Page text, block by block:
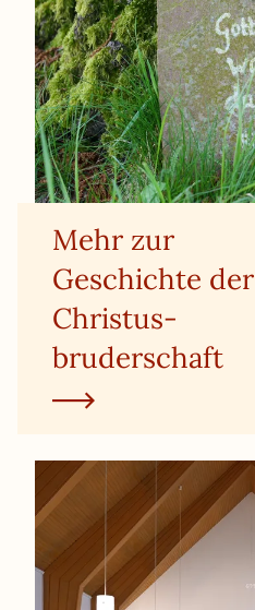
Mehr zur
Geschichte der
Christus­
bruderschaft